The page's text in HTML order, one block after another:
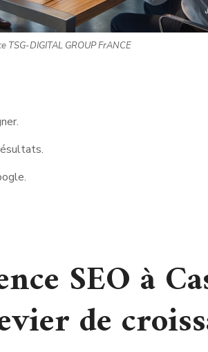
TSG-DIGITAL GROUP FrANCE
SEO à
de